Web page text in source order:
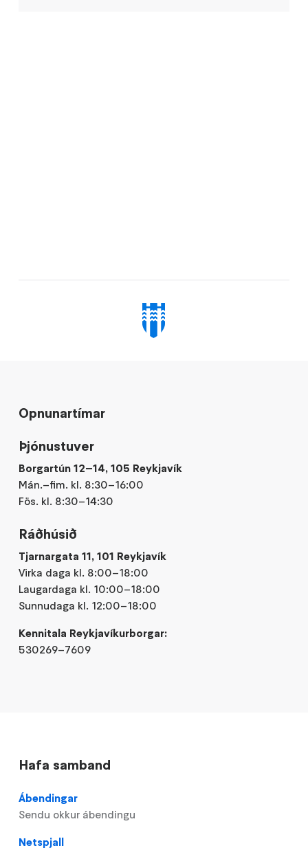
Opnunartímar
Þjónustuver
Borgartún 12–14, 105 Reykjavík
Mán.–fim. kl. 8:30–16:00
Fös. kl. 8:30–14:30
Ráðhúsið
Tjarnargata 11, 101 Reykjavík
Virka daga kl. 8:00–18:00
Laugardaga kl. 10:00–18:00
Sunnudaga kl. 12:00–18:00
Kennitala Reykjavíkurborgar:
530269–7609
Hafa samband
Ábendingar
Sendu okkur ábendingu
Netspjall